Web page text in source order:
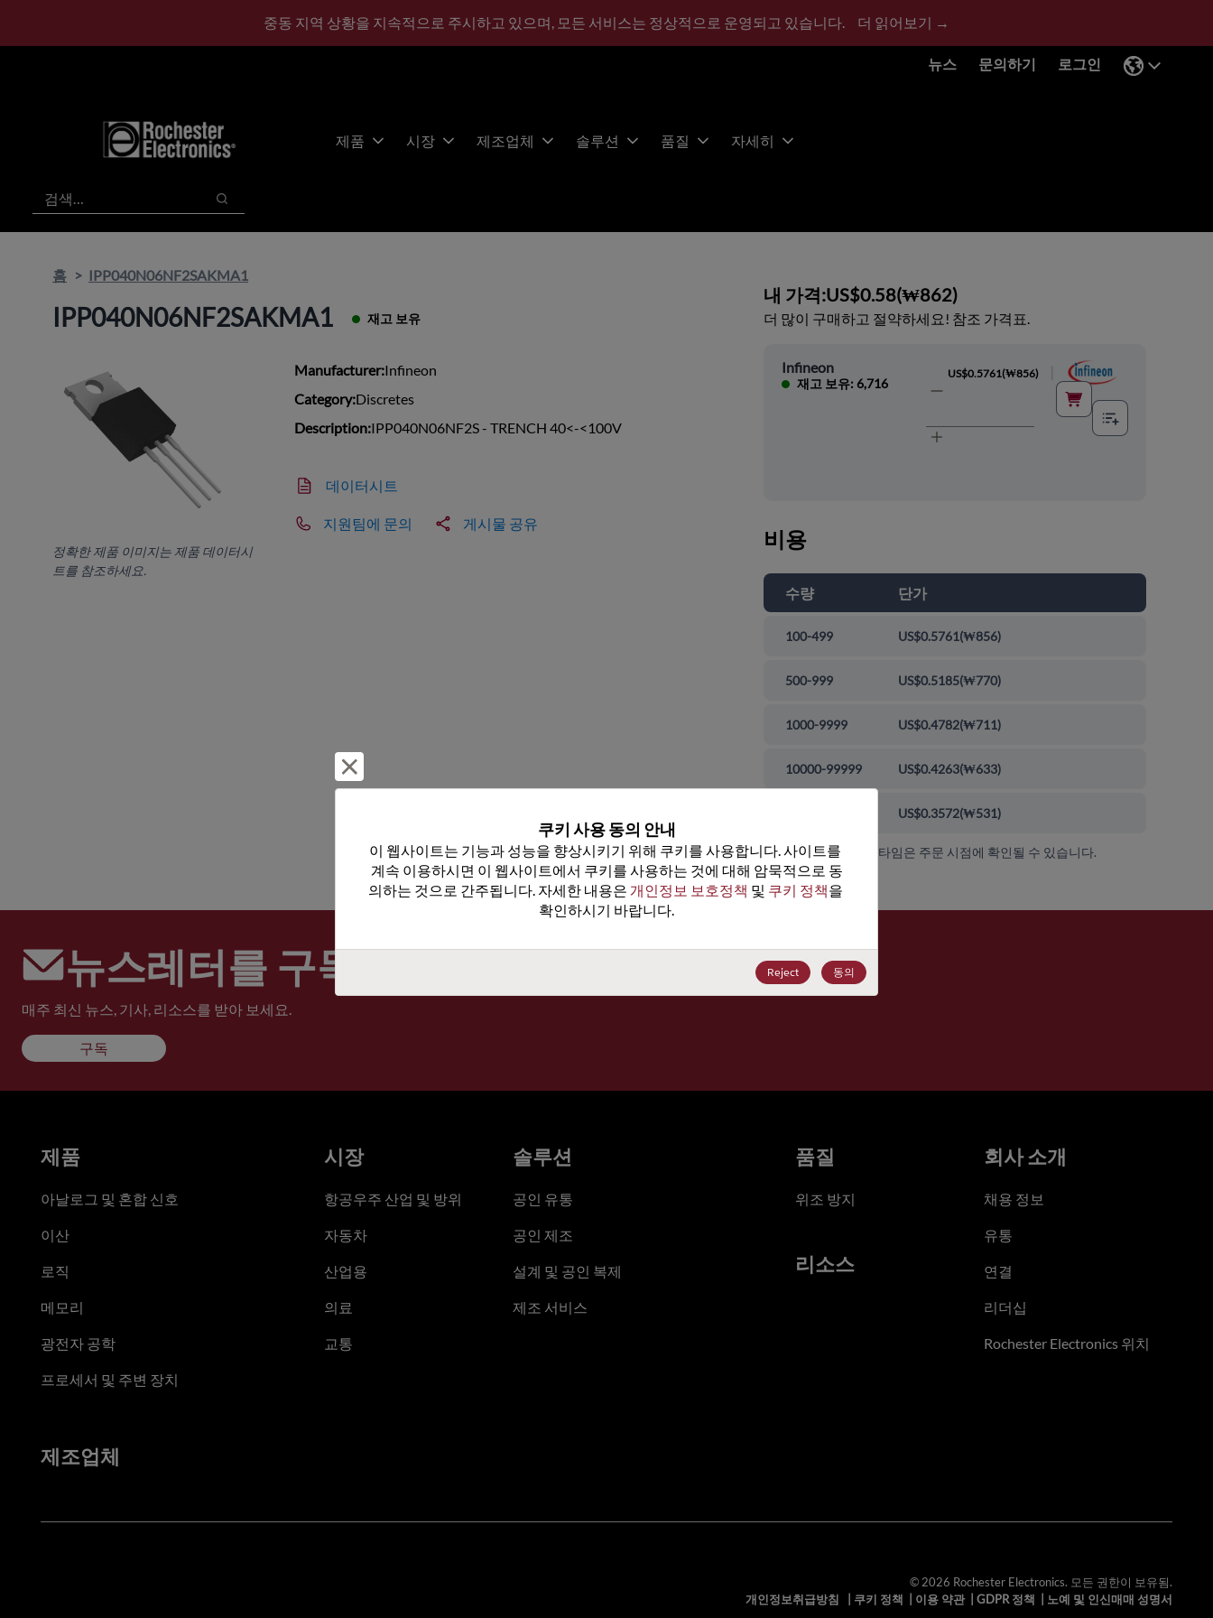
중동 지역 상황을 지속적으로 주시하고 있으며, 모든 서비스는 정상적으로 운영되고 있습니다. 더 읽어보기 →
뉴스 문의하기 로그인
제품 시장 제조업체 솔루션 품질 자세히
검색
검색
홈 IPP040N06NF2SAKMA1
IPP040N06NF2SAKMA1 재고 보유
정확한 제품 이미지는 제품 데이터시
트를 참조하세요.
Manufacturer:Infineon
Category:Discretes
Description:IPP040N06NF2S - TRENCH 40<-<100V
데이터시트
지원팀에 문의 게시물 공유
내 가격:US$0.58(₩862)
더 많이 구매하고 절약하세요! 참조 가격표.
Infineon
재고 보유: 6,716
US$0.5761(₩856)
비용
수량 단가
100-499 US$0.5761(₩856)
500-999 US$0.5185(₩770)
1000-9999 US$0.4782(₩711)
10000-99999 US$0.4263(₩633)
US$0.3572(₩531)
가격, 가용성 및 리드 타임은 주문 시점에 확인될 수 있습니다.
뉴스레터를 구독하세요
매주 최신 뉴스, 기사, 리소스를 받아 보세요.
구독
쿠키 사용 동의 안내
이 웹사이트는 기능과 성능을 향상시키기 위해 쿠키를 사용합니다. 사이트를
계속 이용하시면 이 웹사이트에서 쿠키를 사용하는 것에 대해 암묵적으로 동
의하는 것으로 간주됩니다. 자세한 내용은 개인정보 보호정책 및 쿠키 정책을
확인하시기 바랍니다.
Reject 동의
제품
아날로그 및 혼합 신호
이산
로직
메모리
광전자 공학
프로세서 및 주변 장치
시장
항공우주 산업 및 방위
자동차
산업용
의료
교통
솔루션
공인 유통
공인 제조
설계 및 공인 복제
제조 서비스
품질
위조 방지
리소스
회사 소개
채용 정보
유통
연결
리더십
Rochester Electronics 위치
제조업체
© 2026 Rochester Electronics. 모든 권한이 보유됨.
개인정보취급방침
쿠키 정책 이용 약관| GDPR 정책 노예 및 인신매매 성명서